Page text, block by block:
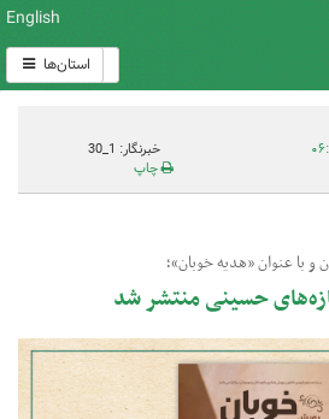
English
استان‌ها
خبرنگار: 1_30
چاپ
با عنوان «هدیه خوبان»؛
حسینی منتشر شد